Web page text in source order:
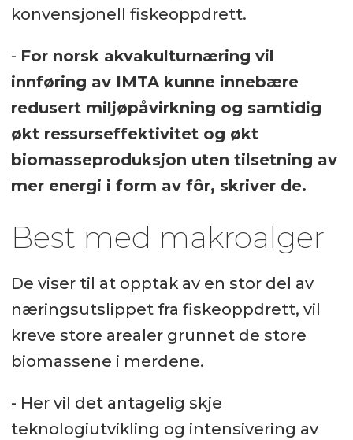
konvensjonell fiskeoppdrett.
- For norsk akvakulturnæring vil
innføring av IMTA kunne innebære
redusert miljøpåvirkning og samtidig
økt ressurseffektivitet og økt
biomasseproduksjon uten tilsetning av
mer energi i form av fôr, skriver de.
Best med makroalger
De viser til at opptak av en stor del av
næringsutslippet fra fiskeoppdrett, vil
kreve store arealer grunnet de store
biomassene i merdene.
- Her vil det antagelig skje
teknologiutvikling og intensivering av